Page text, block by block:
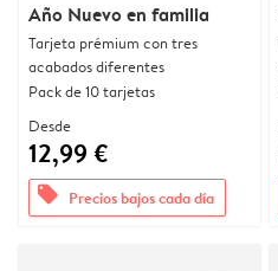
Año Nuevo en familia
Tarjeta prémium con tres
acabados diferentes
Pack de 10 tarjetas
Desde
12,99 €
offers Precios bajos cada día